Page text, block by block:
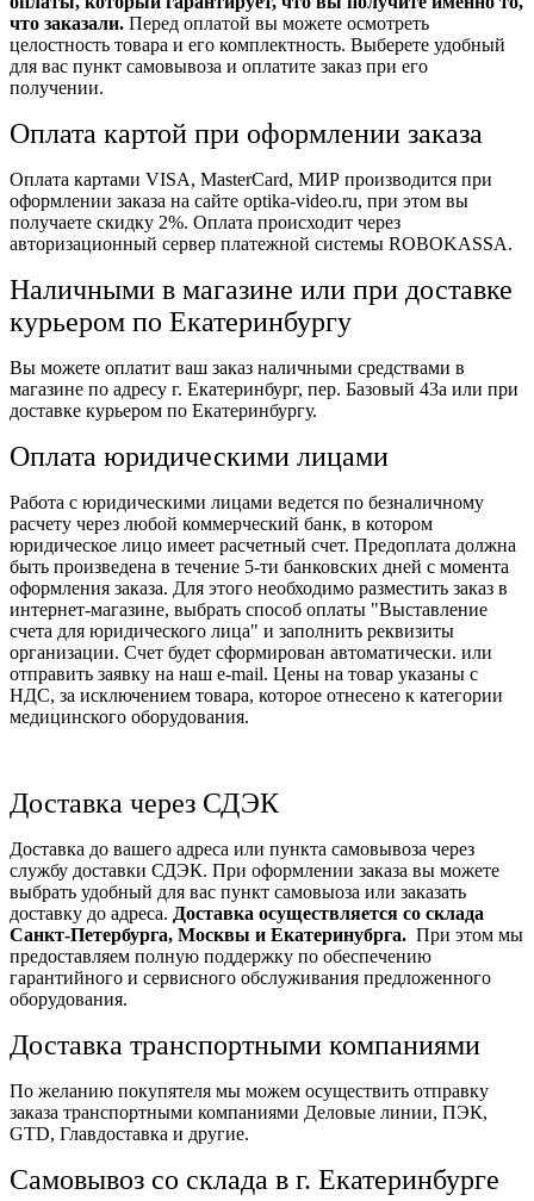
что заказали. Перед оплатой вы можете осмотреть
целостность товара и его комплектность. Выберете удобный
для вас пункт самовывоза и оплатите заказ при его
получении.
Оплата картой при оформлении заказа
Оплата картами VISA, MasterCard, МИР производится при
оформлении заказа на сайте optika-video.ru, при этом вы
получаете скидку 2%. Оплата происходит через
авторизационный сервер платежной системы ROBOKASSA.
Наличными в магазине или при доставке
курьером по Екатеринбургу
Вы можете оплатит ваш заказ наличными средствами в
магазине по адресу г. Екатеринбург, пер. Базовый 43а или при
доставке курьером по Екатеринбургу.
Оплата юридическими лицами
Работа с юридическими лицами ведется по безналичному
расчету через любой коммерческий банк, в котором
юридическое лицо имеет расчетный счет. Предоплата должна
быть произведена в течение 5-ти банковских дней с момента
оформления заказа. Для этого необходимо разместить заказ в
интернет-магазине, выбрать способ оплаты "Выставление
счета для юридического лица" и заполнить реквизиты
организации. Счет будет сформирован автоматически. или
отправить заявку на наш e-mail. Цены на товар указаны с
НДС, за исключением товара, которое отнесено к категории
медицинского оборудования.
Доставка через СДЭК
Доставка до вашего адреса или пункта самовывоза через
службу доставки СДЭК. При оформлении заказа вы можете
выбрать удобный для вас пункт самовыоза или заказать
доставку до адреса. Доставка осуществляется со склада
Санкт-Петербурга, Москвы и Екатеринубрга. При этом мы
предоставляем полную поддержку по обеспечению
гарантийного и сервисного обслуживания предложенного
оборудования.
Доставка транспортными компаниями
По желанию покупятеля мы можем осуществить отправку
заказа транспортными компаниями Деловые линии, ПЭК,
GTD, Главдоставка и другие.
Самовывоз со склада в г. Екатеринбурге